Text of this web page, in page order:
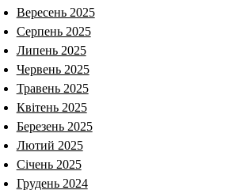
Вересень 2025
Серпень 2025
Липень 2025
Червень 2025
Травень 2025
Квітень 2025
Березень 2025
Лютий 2025
Січень 2025
Грудень 2024